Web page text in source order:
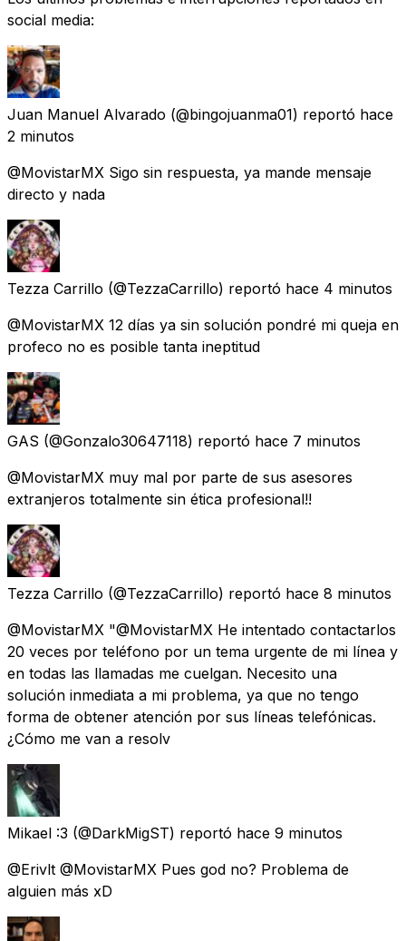
social media:
Juan Manuel Alvarado (@bingojuanma01) reportó hace
2 minutos
@MovistarMX Sigo sin respuesta, ya mande mensaje
directo y nada
Tezza Carrillo (@TezzaCarrillo) reportó hace 4 minutos
@MovistarMX 12 días ya sin solución pondré mi queja en
profeco no es posible tanta ineptitud
GAS (@Gonzalo30647118) reportó hace 7 minutos
@MovistarMX muy mal por parte de sus asesores
extranjeros totalmente sin ética profesional!!
Tezza Carrillo (@TezzaCarrillo) reportó hace 8 minutos
@MovistarMX "@MovistarMX He intentado contactarlos
20 veces por teléfono por un tema urgente de mi línea y
en todas las llamadas me cuelgan. Necesito una
solución inmediata a mi problema, ya que no tengo
forma de obtener atención por sus líneas telefónicas.
¿Cómo me van a resolv
Mikael :3 (@DarkMigST) reportó hace 9 minutos
@Erivlt @MovistarMX Pues god no? Problema de
alguien más xD